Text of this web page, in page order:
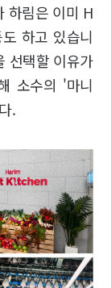
하림은 이미 H
하고 있습니
선택할 이유가
소수의 '마니
.